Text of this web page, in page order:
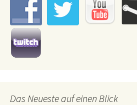
Das Neueste auf einen Blick